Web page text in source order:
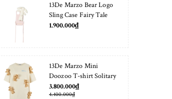
13De Marzo Bear Logo
Sling Case Fairy Tale
1.900.000₫
13De Marzo Mini
Doozoo T-shirt Solitary
Star
3.800.000₫
4.400.000₫